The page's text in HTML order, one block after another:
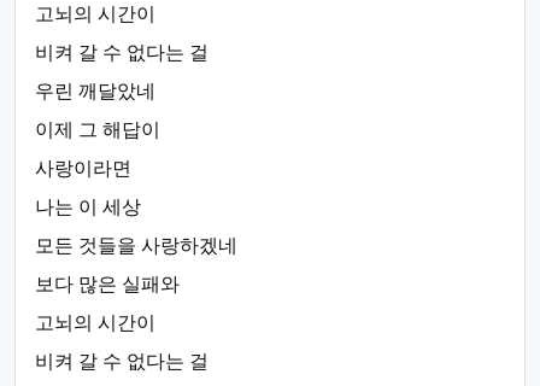
고뇌의 시간이
비켜 갈 수 없다는 걸
우린 깨달았네
이제 그 해답이
사랑이라면
나는 이 세상
모든 것들을 사랑하겠네
보다 많은 실패와
고뇌의 시간이
비켜 갈 수 없다는 걸